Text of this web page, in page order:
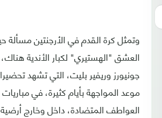
وتمثل كرة القدم في الأرجنتين
العشق "الهستيري" لكبار الأندية
جونيورز وريفير بليت، التي تشهد
موعد المواجهة بأيام كثيرة، في
العواطف المتضادة، داخل وخارج